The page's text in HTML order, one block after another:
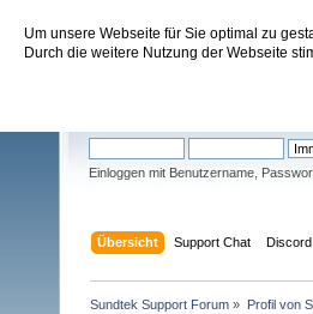
Um unsere Webseite für Sie optimal zu
Durch die weitere Nutzung der Webseite
Sundtek Support
Einloggen mit Benutzername,
Übersicht Support Chat Discord
Sundtek Support Forum » Profil von